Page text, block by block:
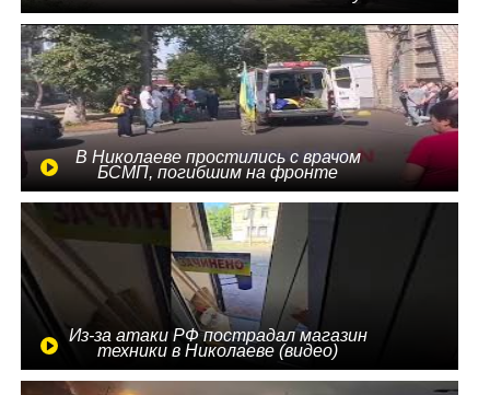
В Николаеве простились с врачом
БСМП, погибшим на фронте
Из-за атаки РФ пострадал магазин
техники в Николаеве (видео)